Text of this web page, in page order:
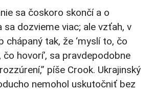
sa čoskoro skončí a o
sa dozvieme viac; ale vzťah, v
chápaný tak, že ‘myslí to, čo
hovorí’, sa pravdepodobne
píše Crook. Ukrajinský
nemohol uskutočniť bez